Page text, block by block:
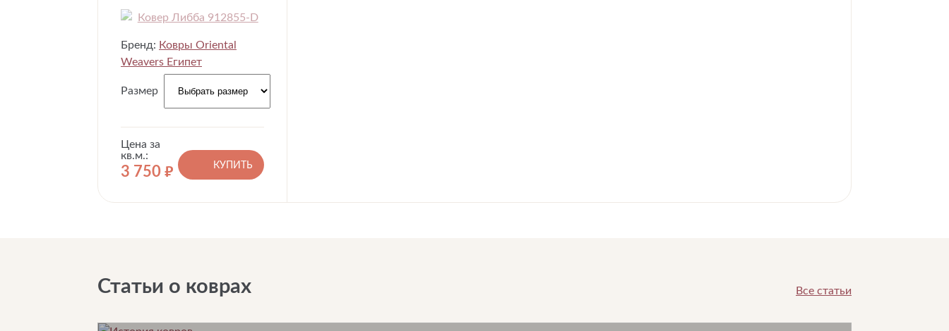
Бренд: Ковры Oriental
Weavers Египет
Размер
Цена за
кв.м.:
3 750 руб.
КУПИТЬ
Статьи о коврах Все статьи